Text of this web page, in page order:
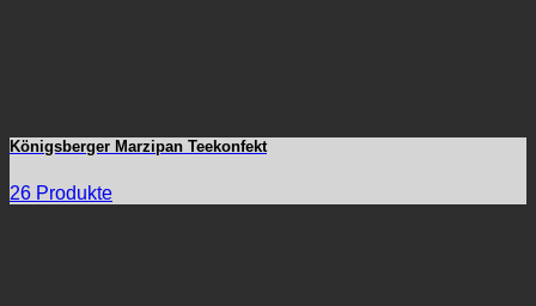
Königsberger Marzipan Teekonfekt
26 Produkte